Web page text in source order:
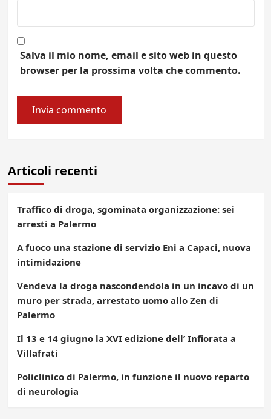
Salva il mio nome, email e sito web in questo
browser per la prossima volta che commento.
Articoli recenti
Traffico di droga, sgominata organizzazione: sei
arresti a Palermo
A fuoco una stazione di servizio Eni a Capaci, nuova
intimidazione
Vendeva la droga nascondendola in un incavo di un
muro per strada, arrestato uomo allo Zen di
Palermo
Il 13 e 14 giugno la XVI edizione dell’ Infiorata a
Villafrati
Policlinico di Palermo, in funzione il nuovo reparto
di neurologia